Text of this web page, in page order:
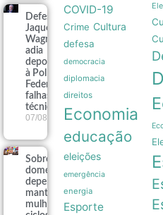
Defesa de
Jaques
Wagner
adia
depoimento
à Polícia
Federal por
falhas
técnicas
07/08
Sobrecarga
doméstica e
dependência
mantêm
mulheres em
COVID-19
Crime Cultura
defesa
democracia
diplomacia
direitos
Economia
educação
eleições
emergência
energia
Esporte